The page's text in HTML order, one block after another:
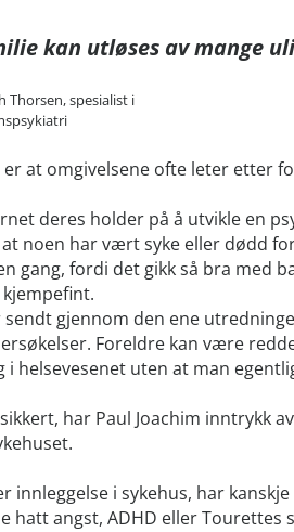
kan utløses av mange
Thorsen, spesialist i
er at omgivelsene ofte leter
deres holder på å utvikle en
noen har vært syke eller dødd
gang, fordi det gikk så bra med
gjennom den ene
Foreldre kan være
helsevesenet uten at man
har Paul Joachim inntrykk
innleggelse i sykehus, har
hatt angst, ADHD eller